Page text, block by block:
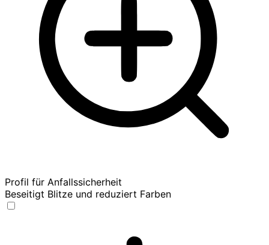
Profil für Anfallssicherheit
Beseitigt Blitze und reduziert Farben